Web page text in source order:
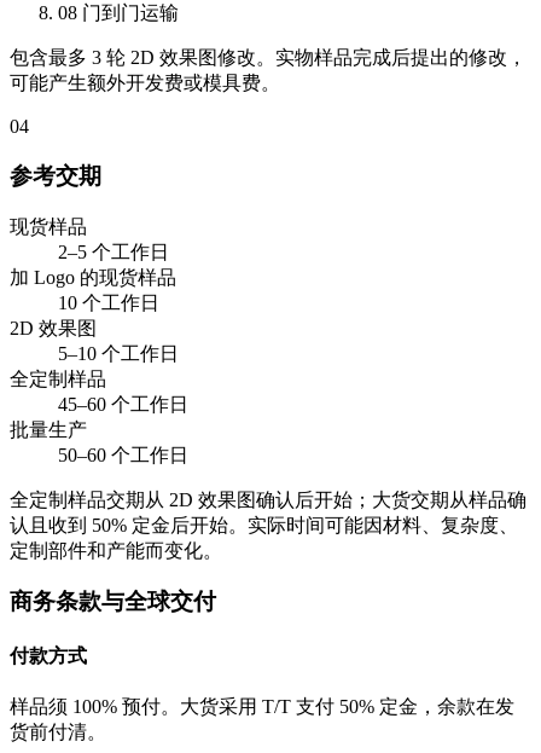
08 门到门运输
包含最多 3 轮 2D 效果图修改。实物样品完成后提出的修改，
可能产生额外开发费或模具费。
04
参考交期
现货样品
2–5 个工作日
加 Logo 的现货样品
10 个工作日
2D 效果图
5–10 个工作日
全定制样品
45–60 个工作日
批量生产
50–60 个工作日
全定制样品交期从 2D 效果图确认后开始；大货交期从样品确
认且收到 50% 定金后开始。实际时间可能因材料、复杂度、
定制部件和产能而变化。
商务条款与全球交付
付款方式
样品须 100% 预付。大货采用 T/T 支付 50% 定金，余款在发
货前付清。